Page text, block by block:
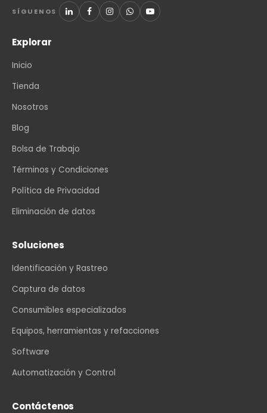
SÍGUENOS
Explorar
Inicio
Tienda
Nosotros
Blog
Bolsa de Trabajo
Términos y Condiciones
Política de Privacidad
Eliminación de datos
Soluciones
Identificación y Rastreo
Captura de datos
Consumibles especializados
Equipos, herramientas y refacciones
Software
Automatización y Control
Contáctenos